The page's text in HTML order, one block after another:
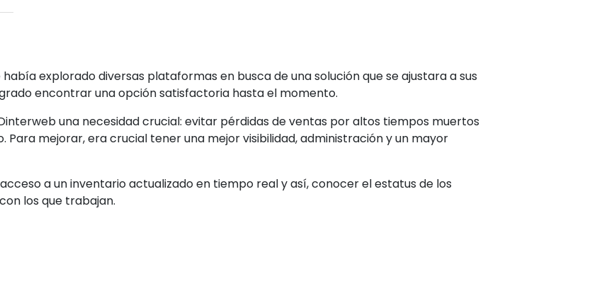
había explorado diversas plataformas en busca de una solución que se ajustara a sus
encontrar una opción satisfactoria hasta el momento.
una necesidad crucial: evitar pérdidas de ventas por altos tiempos muertos
Para mejorar, era crucial tener una mejor visibilidad, administración y un mayor
a uninventario actualizado en tiempo realy así, conocer el estatus de los
los que trabajan.